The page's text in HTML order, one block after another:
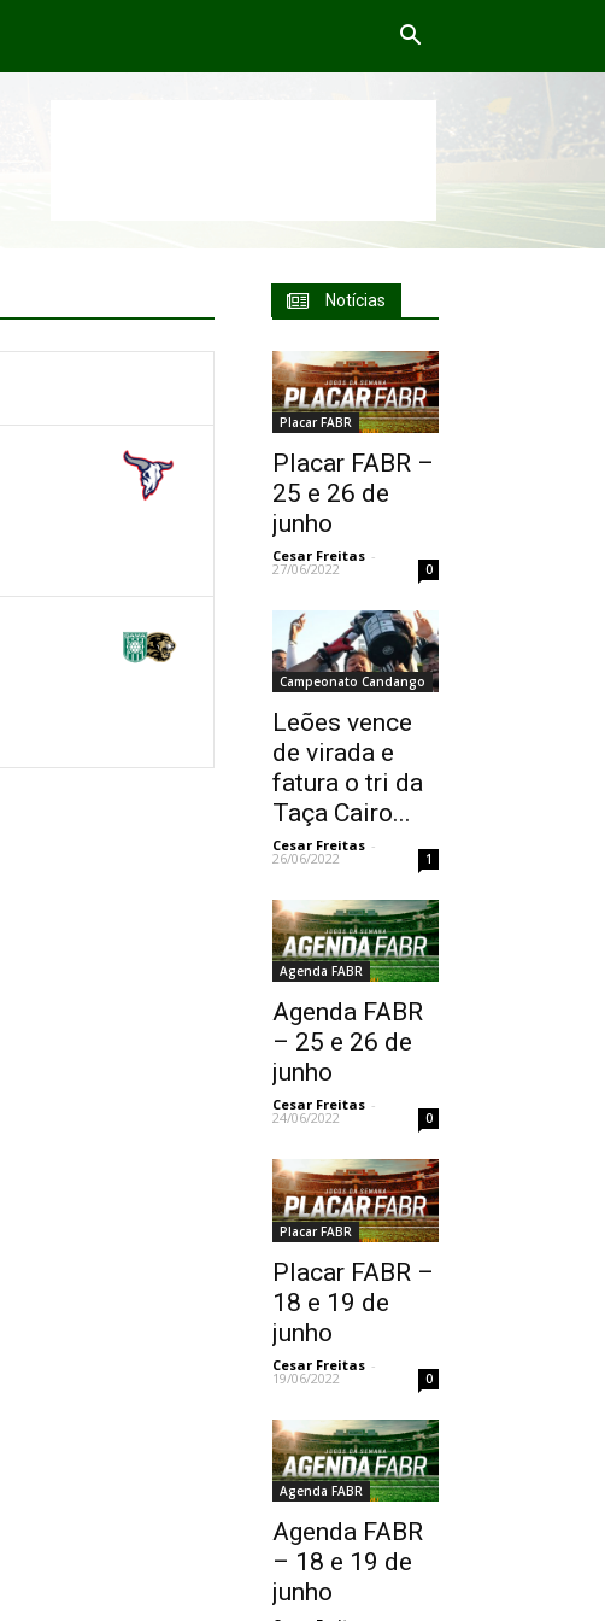
Notícias
Placar FABR
Placar FABR –
25 e 26 de
junho
Cesar Freitas -
27/06/2022 0
Campeonato Candango
Leões vence
de virada e
fatura o tri da
Taça Cairo...
Cesar Freitas -
26/06/2022 1
Agenda FABR
Agenda FABR
– 25 e 26 de
junho
Cesar Freitas -
24/06/2022 0
Placar FABR
Placar FABR –
18 e 19 de
junho
Cesar Freitas -
19/06/2022 0
Agenda FABR
Agenda FABR
– 18 e 19 de
junho